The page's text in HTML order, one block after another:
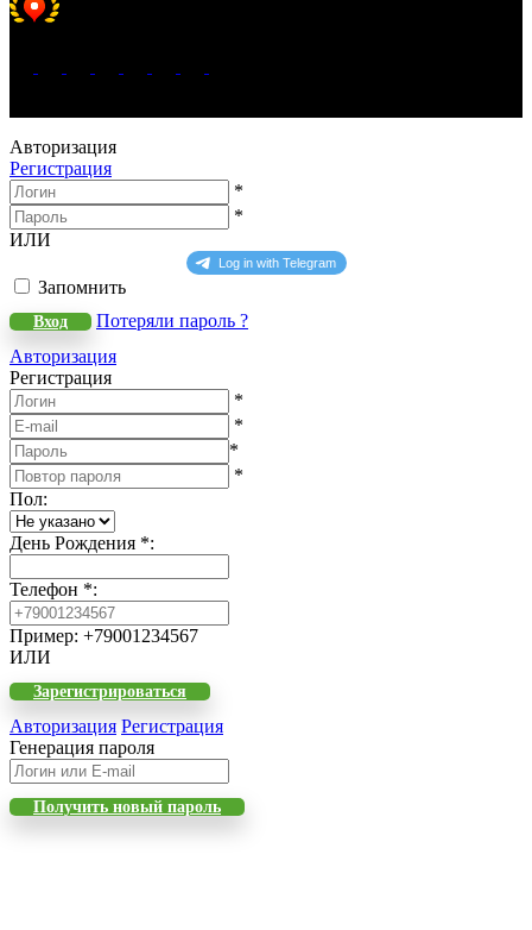
Авторизация
Регистрация
*
*
ИЛИ
Запомнить
Вход
Потеряли пароль ?
Авторизация
Регистрация
*
*
*
*
Пол:
День Рождения *:
Телефон *:
Пример: +79001234567
ИЛИ
Зарегистрироваться
Авторизация Регистрация
Генерация пароля
Получить новый пароль